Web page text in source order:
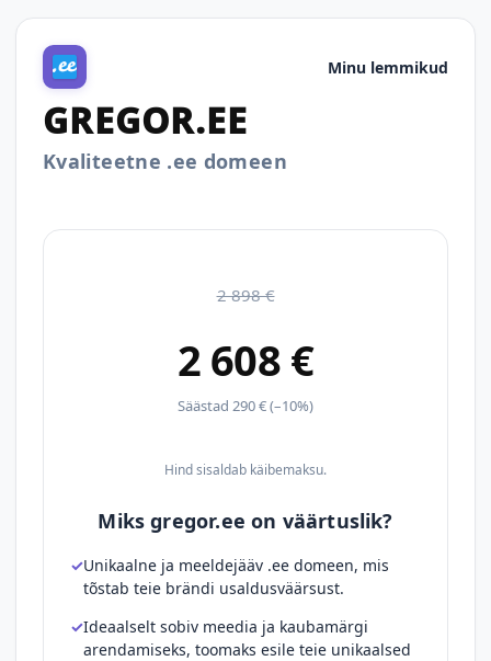
Minu lemmikud
GREGOR.EE
Kvaliteetne .ee domeen
2 898 €
2 608 €
Säästad 290 € (–10%)
Hind sisaldab käibemaksu.
Miks gregor.ee on väärtuslik?
Unikaalne ja meeldejääv .ee domeen, mis
tõstab teie brändi usaldusväärsust.
Ideaalselt sobiv meedia ja kaubamärgi
arendamiseks, toomaks esile teie unikaalsed